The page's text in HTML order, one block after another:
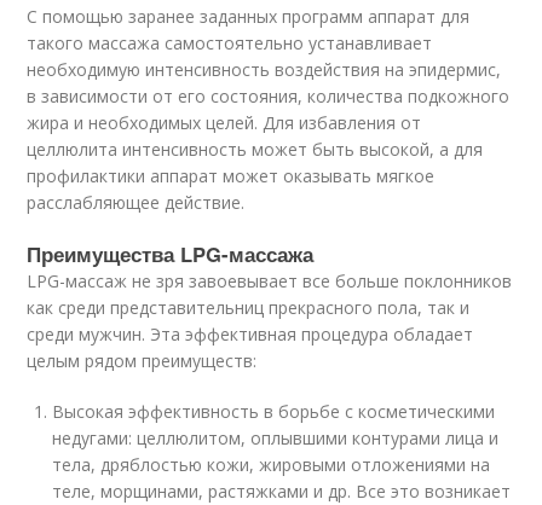
С помощью заранее заданных программ аппарат для
такого массажа самостоятельно устанавливает
необходимую интенсивность воздействия на эпидермис,
в зависимости от его состояния, количества подкожного
жира и необходимых целей. Для избавления от
целлюлита интенсивность может быть высокой, а для
профилактики аппарат может оказывать мягкое
расслабляющее действие.
Преимущества LPG-массажа
LPG-массаж не зря завоевывает все больше поклонников
как среди представительниц прекрасного пола, так и
среди мужчин. Эта эффективная процедура обладает
целым рядом преимуществ:
Высокая эффективность в борьбе с косметическими
недугами: целлюлитом, оплывшими контурами лица и
тела, дряблостью кожи, жировыми отложениями на
теле, морщинами, растяжками и др. Все это возникает